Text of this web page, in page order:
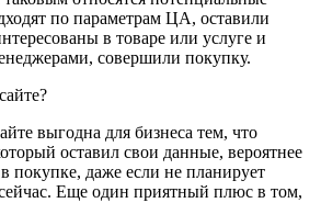
по параметрам ЦА, оставили
в товаре или услуге и
совершили покупку.
выгодна для бизнеса тем, что
оставил свои данные, вероятнее
в покупке, даже если не планирует
сейчас. Еще один приятный плюс в том,